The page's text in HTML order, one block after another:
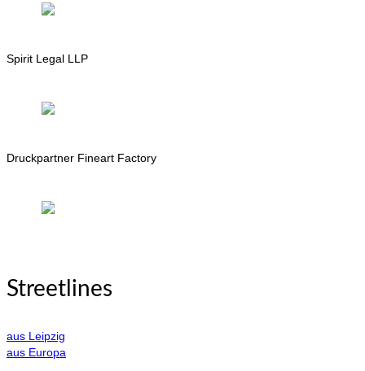
Spirit Legal LLP
Druckpartner Fineart Factory
Streetlines
aus Leipzig
aus Europa